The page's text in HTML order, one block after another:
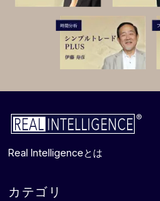
Real Intelligenceとは
カテゴリ